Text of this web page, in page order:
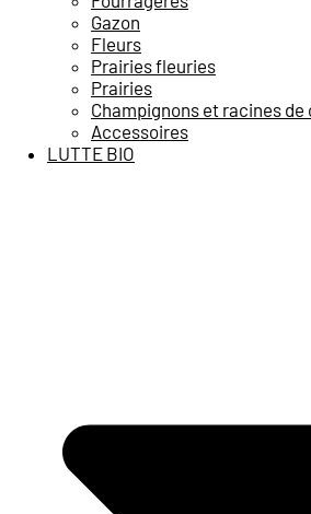
Gazon
Fleurs
Prairies fleuries
Prairies
Champignons et racines de
Accessoires
LUTTE BIO